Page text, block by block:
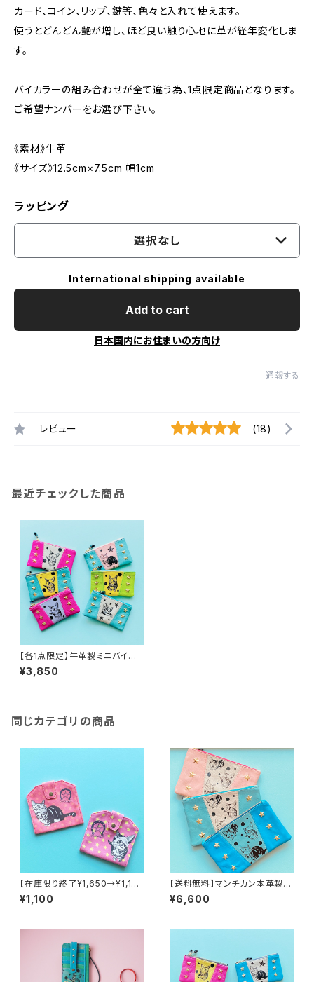
カード、コイン、リップ、鍵等、色々と入れて使えます。
使うとどんどん艶が増し、ほど良い触り心地に革が経年変化しま
す。
バイカラーの組み合わせが全て違う為、1点限定商品となります。
ご希望ナンバーをお選び下さい。
《素材》牛革
《サイズ》12.5cm×7.5cm 幅1cm
ラッピング
選択なし
International shipping available
Add to cart
日本国内にお住まいの方向け
通報する
レビュー (18)
最近チェックした商品
【各1点限定】牛革製ミニバイカラ
ーポーチ(マンチカン)
¥3,850
同じカテゴリの商品
【在庫限り終了¥1,650→¥1,10
0】マスクケース（ネコ ピンク）
¥1,100
【送料無料】マンチカン本革製バ
イカラーポーチ
¥6,600